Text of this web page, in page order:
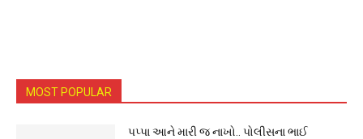
MOST POPULAR
પપ્પા આને મારી જ નાખો.. પોલીસના ભાઈ